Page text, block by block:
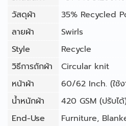
วัสดุผ้า
35% Recycled
ลายผ้า
Swirls
Style
Recycle
วิธีการถักผ้า
Circular knit
หน้าผ้า
60/62 Inch. (ใช้
น้ำหนักผ้า
420 GSM (ปรับไ
End-Use
Furniture,